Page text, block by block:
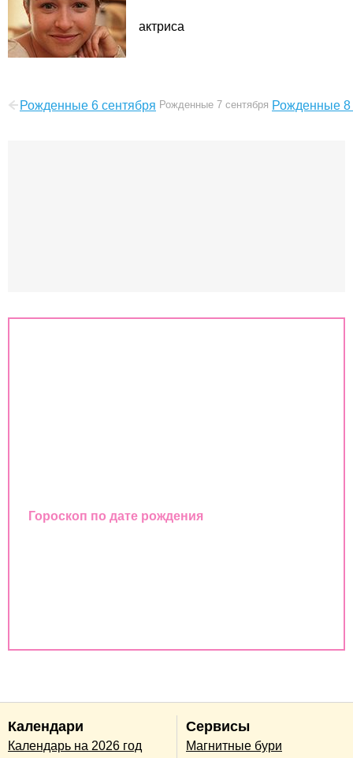
актриса
Рожденные 6 сентября Рожденные 7 сентября Рожденные 8
Гороскоп по дате рождения
Календари
Календарь на 2026 год
Сервисы
Магнитные бури